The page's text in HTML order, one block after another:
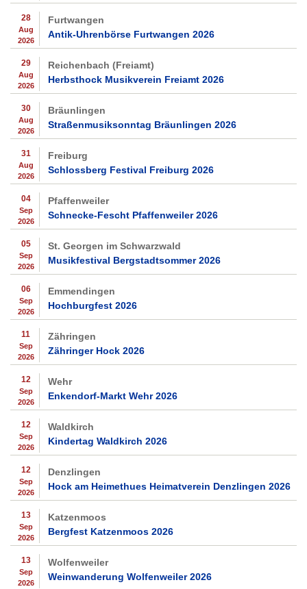
28
Aug
2026
Furtwangen
Antik-Uhrenbörse Furtwangen 2026
29
Aug
2026
Reichenbach (Freiamt)
Herbsthock Musikverein Freiamt 2026
30
Aug
2026
Bräunlingen
Straßenmusiksonntag Bräunlingen 2026
31
Aug
2026
Freiburg
Schlossberg Festival Freiburg 2026
04
Sep
2026
Pfaffenweiler
Schnecke-Fescht Pfaffenweiler 2026
05
Sep
2026
St. Georgen im Schwarzwald
Musikfestival Bergstadtsommer 2026
06
Sep
2026
Emmendingen
Hochburgfest 2026
11
Sep
2026
Zähringen
Zähringer Hock 2026
12
Sep
2026
Wehr
Enkendorf-Markt Wehr 2026
12
Sep
2026
Waldkirch
Kindertag Waldkirch 2026
12
Sep
2026
Denzlingen
Hock am Heimethues Heimatverein Denzlingen 2026
13
Sep
2026
Katzenmoos
Bergfest Katzenmoos 2026
13
Sep
2026
Wolfenweiler
Weinwanderung Wolfenweiler 2026